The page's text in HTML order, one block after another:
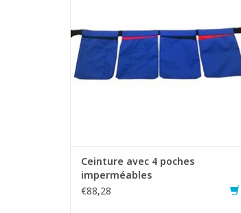
Ceinture avec 4 poches
imperméables
€88,28